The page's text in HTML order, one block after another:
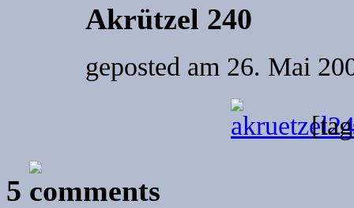
Akrützel 240
geposted am 26. Mai
5